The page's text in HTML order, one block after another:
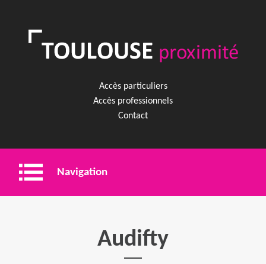
Accès particuliers
Accès professionnels
Contact
Navigation
Audifty